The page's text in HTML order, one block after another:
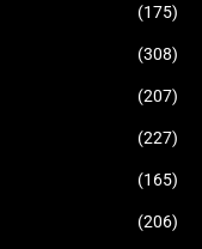
(175)
(308)
(207)
(227)
(165)
(206)